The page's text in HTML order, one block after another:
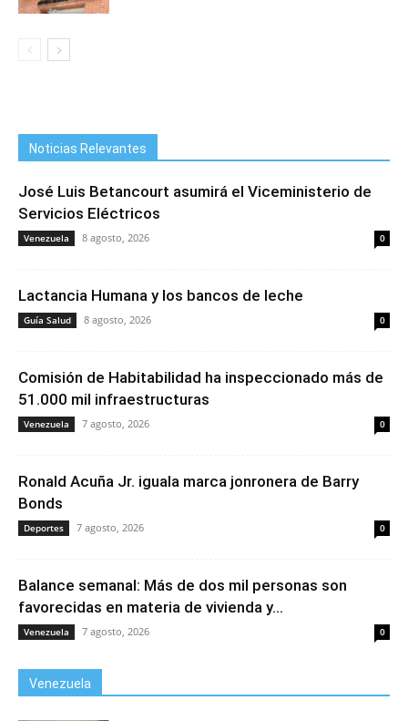
Noticias Relevantes
José Luis Betancourt asumirá el Viceministerio de
Servicios Eléctricos
Venezuela 8 agosto, 2026 0
Lactancia Humana y los bancos de leche
Guía Salud 8 agosto, 2026 0
Comisión de Habitabilidad ha inspeccionado más de
51.000 mil infraestructuras
Venezuela 7 agosto, 2026 0
Ronald Acuña Jr. iguala marca jonronera de Barry
Bonds
Deportes 7 agosto, 2026 0
Balance semanal: Más de dos mil personas son
favorecidas en materia de vivienda y...
Venezuela 7 agosto, 2026 0
Venezuela